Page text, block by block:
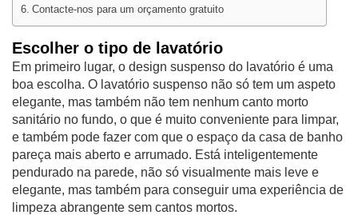
Contacte-nos para um orçamento gratuito
Escolher o tipo de lavatório
Em primeiro lugar, o design suspenso do lavatório é uma
boa escolha. O lavatório suspenso não só tem um aspeto
elegante, mas também não tem nenhum canto morto
sanitário no fundo, o que é muito conveniente para limpar,
e também pode fazer com que o espaço da casa de banho
pareça mais aberto e arrumado. Está inteligentemente
pendurado na parede, não só visualmente mais leve e
elegante, mas também para conseguir uma experiência de
limpeza abrangente sem cantos mortos.